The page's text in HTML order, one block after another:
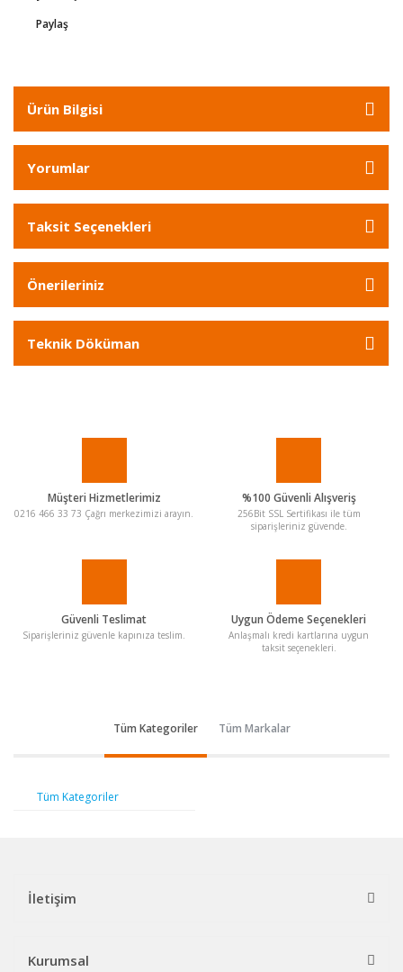
Paylaş
Ürün Bilgisi
Yorumlar
Taksit Seçenekleri
Önerileriniz
Teknik Döküman
Müşteri Hizmetlerimiz
0216 466 33 73 Çağrı merkezimizi arayın.
%100 Güvenli Alışveriş
256Bit SSL Sertifikası ile tüm
siparişleriniz güvende.
Güvenli Teslimat
Siparişleriniz güvenle kapınıza teslim.
Uygun Ödeme Seçenekleri
Anlaşmalı kredi kartlarına uygun
taksit seçenekleri.
Tüm Kategoriler Tüm Markalar
Tüm Kategoriler
İletişim
Kurumsal